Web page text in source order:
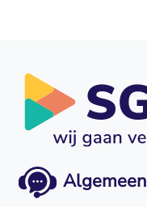
Algemeen